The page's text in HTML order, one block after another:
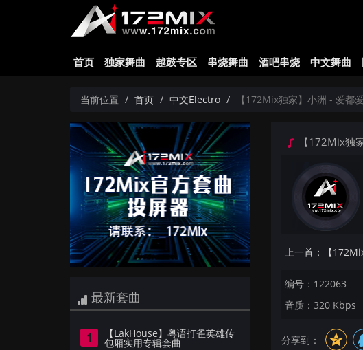
首页 独家舞曲 越鼓专区 串烧舞曲 酒吧串烧 中文舞曲
当前位置 首页 中文Electro 【172Mix独家】小洲 - 爱
最新套曲
1 【LakHouse】粤语打雀英雄传
包厢实用专辑套曲
【172Mix独
编号：122063
音质：320 Kbps
分享到：